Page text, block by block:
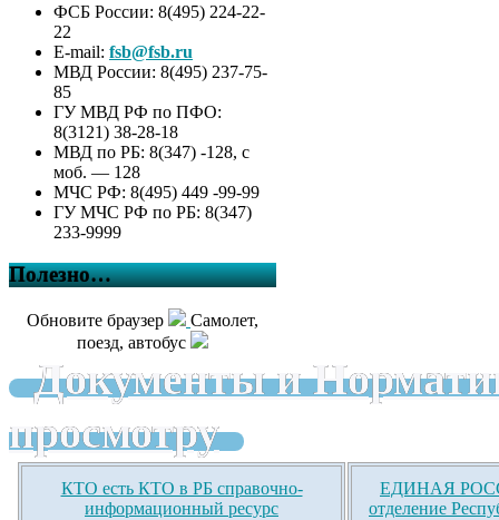
ФСБ России: 8(495) 224-22-
22
E-mail: fsb@fsb.ru
МВД России: 8(495) 237-75-
85
ГУ МВД РФ по ПФО:
8(3121) 38-28-18
МВД по РБ: 8(347) -128, с
моб. — 128
МЧС РФ: 8(495) 449 -99-99
ГУ МЧС РФ по РБ: 8(347)
233-9999
Полезно…
Обновите браузер
Самолет,
поезд, автобус
Документы и
просмотру
КТО есть КТО в РБ справочно-
информационный ресурс
ЕДИНАЯ
отделение